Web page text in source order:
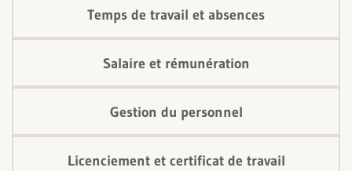
Temps de travail et absences
Salaire et rémunération
Gestion du personnel
Licenciement et certificat de travail